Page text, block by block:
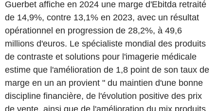
Guerbet affiche en 2024 une marge d'Ebitda retraité
de 14,9%, contre 13,1% en 2023, avec un résultat
opérationnel en progression de 28,2%, à 49,6
millions d'euros. Le spécialiste mondial des produits
de contraste et solutions pour l'imagerie médicale
estime que l'amélioration de 1,8 point de son taux de
marge en un an provient " du maintien d'une bonne
discipline financière, de l'évolution positive des prix